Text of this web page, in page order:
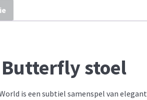
Butterfly stoel
World is een subtiel samenspel van